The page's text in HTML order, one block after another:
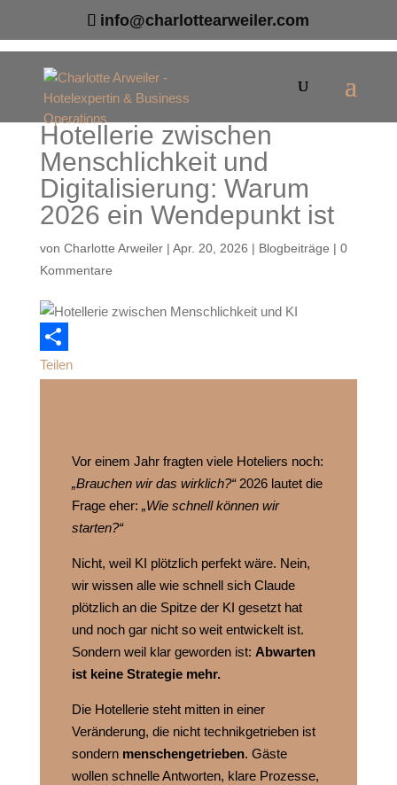
info@charlottearweiler.com
Hotellerie zwischen
Menschlichkeit und
Digitalisierung: Warum
2026 ein Wendepunkt ist
von Charlotte Arweiler| Apr. 20, 2026 | Blogbeiträge | 0
Kommentare
Teilen
Vor einem Jahr fragten viele Hoteliers noch:
„Brauchen wir das wirklich?“2026 lautet die
Frage eher: „Wie schnell können wir
starten?“
Nicht, weil KI plötzlich perfekt wäre. Nein,
wir wissen alle wie schnell sich Claude
plötzlich an die Spitze der KI gesetzt hat
und noch gar nicht so weit entwickelt ist.
Sondern weil klar geworden ist: Abwarten
ist keine Strategie mehr.
Die Hotellerie steht mitten in einer
Veränderung, die nicht technikgetrieben ist
sondern menschengetrieben. Gäste
wollen schnelle Antworten, klare Prozesse,